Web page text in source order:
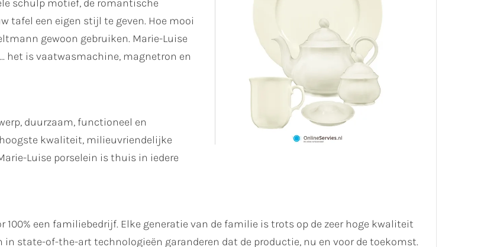
schulp motief, de romantische
tafel een eigen stijl te geven. Hoe mooi
gewoon gebruiken. Marie-Luise
het is vaatwasmachine, magnetron en
duurzaam, functioneel en
kwaliteit, milieuvriendelijke
Luise porselein is thuis in iedere
een familiebedrijf. Elke generatie van de familie is trots op de zeer hoge kwaliteit
state-of-the-art technologieën garanderen dat de productie, nu en voor de toekomst.